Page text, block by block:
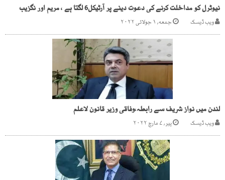
نیوٹرل کو مداخلت کرنے کی دعوت دینے پر آرٹیکل6 لگتا ہے ، مریم اور نگزیب
ویب ڈیسک جمعه, ۱ جولائی ۲۰۲۲
لندن میں نواز شریف سے رابطہ،وفاقی وزیر قانون لاعلم
ویب ڈیسک پیر, ۷ مارچ ۲۰۲۲